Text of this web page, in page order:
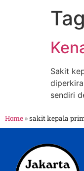
Sakit
sendiri
Home »sakit kepala